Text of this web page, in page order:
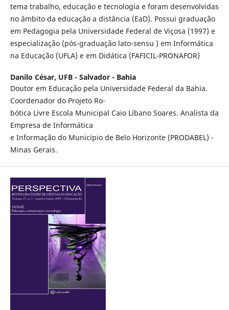
tema trabalho, educação e tecnologia e foram desenvolvidas
no âmbito da educação a distância (EaD). Possui graduação
em Pedagogia pela Universidade Federal de Viçosa (1997) e
especialização (pós-graduação lato-sensu ) em Informática
na Educação (UFLA) e em Didática (FAFICIL-PRONAFOR)
Danilo César, UFB - Salvador - Bahia
Doutor em Educação pela Universidade Federal da Bahia.
Coordenador do Projeto Ro-
bótica Livre Escola Municipal Caio Líbano Soares. Analista da
Empresa de Informática
e Informação do Município de Belo Horizonte (PRODABEL) -
Minas Gerais.